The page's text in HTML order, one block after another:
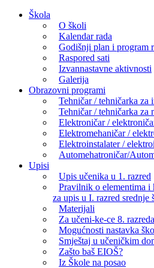
Skip
Škola
O školi
Kalendar rada
Godišnji plan i program
Raspored sati
Izvannastavne aktivnosti
Galerija
Obrazovni programi
Tehničar / tehničarka za
Tehničar / tehničarka za
Elektroničar /
Elektromehaničar /
Elektroinstalater /
Automehatroničar/
Upisi
Upis učenika u 1. razred
Pravilnik o elementima i
za upis u I. razred srednje
Materijali
Za učeni-ke-ce 8. razreda
Mogućnosti nastavka
Smještaj u učeničkim
Zašto baš EIOŠ?
Iz Škole na posao